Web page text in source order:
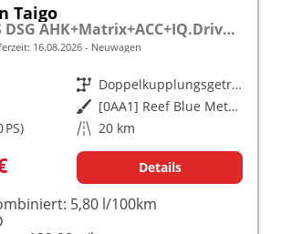
Taigo
R-Line 150PS DSG AHK+Matrix+ACC+IQ.Drive+Black+Kamera+Keyless+Alu18+Sitzhz
16.08.2026 Neuwagen
Getriebe
Doppelkupplungsgetriebe (DSG)
Außenfarbe
[0AA1] Reef Blue Metallic / Dach Schwarz
PS) Kilometerstand 20 km
Details
5,80 l/100km